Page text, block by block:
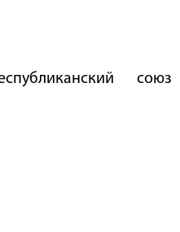
союз